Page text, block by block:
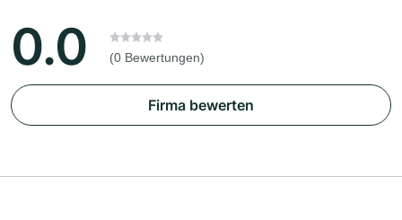
0.0 (0 Bewertungen)
Firma bewerten